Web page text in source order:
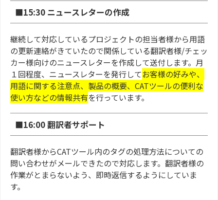
■15:30 ニュースレターの作成
継続して対応しているプロジェクトの担当者様から用語
の更新連絡がきていたので関係している翻訳者様/チェッ
カー様向けのニュースレターを作成して送付します。月
１回程度、ニュースレターを発行してお客様の好みや、
用語に関する注意点、製品の概要、CATツールの便利な
使い方などの情報共有を行っています。
■16:00 翻訳者サポート
翻訳者様からCATツール内のタグの処理方法についての
問い合わせがメールできたので対応します。翻訳者様の
作業がとまらないよう、即時返信するようにしていま
す。